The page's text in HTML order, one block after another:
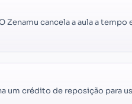
cancela a aula a
crédito de reposição para